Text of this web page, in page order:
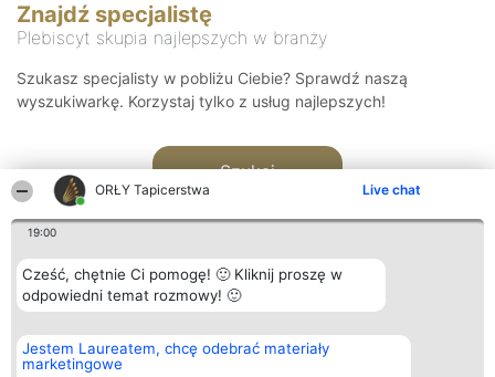
ORŁY Tapicerstwa Live chat
19:00
Cześć, chętnie Ci pomogę! 🙂 Kliknij proszę w
odpowiedni temat rozmowy! 🙂
Jestem Laureatem, chcę odebrać materiały
marketingowe
Znajdź specjalistę
Plebiscyt skupia najlepszych w branży
Szukasz specjalisty w pobliżu Ciebie? Sprawdź naszą
wyszukiwarkę. Korzystaj tylko z usług najlepszych!
Szukaj
Organizator plebiscytu
Bright Side Solutions sp. z o.
o. sp. k.
Plebiscyt
Laureaci
Kontakt
Kontakt